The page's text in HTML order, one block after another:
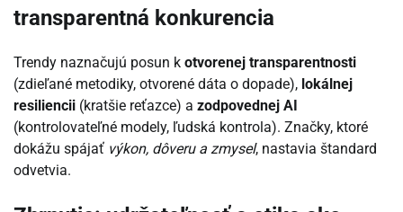
transparentná konkurencia
Trendy naznačujú posun k otvorenej transparentnosti
(zdieľané metodiky, otvorené dáta o dopade), lokálnej
resiliencii (kratšie reťazce) a zodpovednej AI
(kontrolovateľné modely, ľudská kontrola). Značky, ktoré
dokážu spájať výkon, dôveru a zmysel, nastavia štandard
odvetvia.